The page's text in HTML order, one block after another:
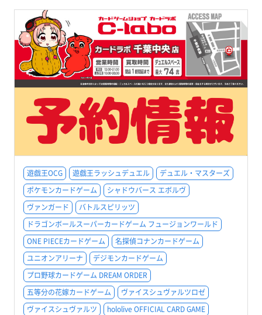
遊戯王OCG 遊戯王ラッシュデュエル
デュエル・マスターズ
ポケモンカードゲーム
シャドウバース エボルヴ
ヴァンガード
バトルスピリッツ
ドラゴンボールスーパーカードゲーム フュージョンワールド
ONE PIECEカードゲーム
名探偵コナンカードゲーム
ユニオンアリーナ
デジモンカードゲーム
プロ野球カードゲーム DREAM ORDER
五等分の花嫁カードゲーム
ヴァイスシュヴァルツロゼ
ヴァイスシュヴァルツ
hololive OFFICIAL CARD GAME